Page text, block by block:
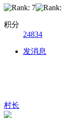
积分
24834
发消息
村长